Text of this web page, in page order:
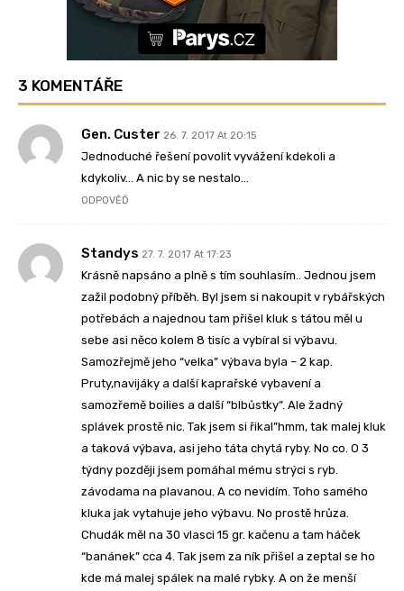
3 KOMENTÁŘE
Gen. Custer 26. 7. 2017 At 20:15
Jednoduché řešení povolit vyvážení kdekoli a
kdykoliv… A nic by se nestalo…
ODPOVĚĎ
Standys 27. 7. 2017 At 17:23
Krásně napsáno a plně s tím souhlasím.. Jednou jsem
zažil podobný příběh. Byl jsem si nakoupit v rybářských
potřebách a najednou tam přišel kluk s tátou měl u
sebe asi něco kolem 8 tisíc a vybíral si výbavu.
Samozřejmě jeho “velka” výbava byla – 2 kap.
Pruty,navijáky a další kaprařské vybavení a
samozřemě boilies a další “blbůstky”. Ale žadný
splávek prostě nic. Tak jsem si řikal”hmm, tak malej kluk
a taková výbava, asi jeho táta chytá ryby. No co. O 3
týdny později jsem pomáhal mému strýci s ryb.
závodama na plavanou. A co nevidím. Toho samého
kluka jak vytahuje jeho výbavu. No prostě hrůza.
Chudák měl na 30 vlasci 15 gr. kačenu a tam háček
“banánek” cca 4. Tak jsem za ník přišel a zeptal se ho
kde má malej spálek na malé rybky. A on že menší